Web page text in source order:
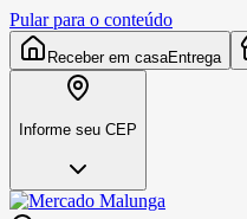
Pular para o conteúdo
Receber em casaEntrega
Informe seu CEP